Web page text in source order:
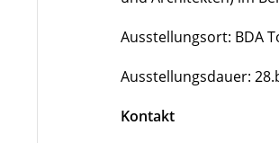
Ausstellungsort: BDA
Ausstellungsdauer:
Kontakt